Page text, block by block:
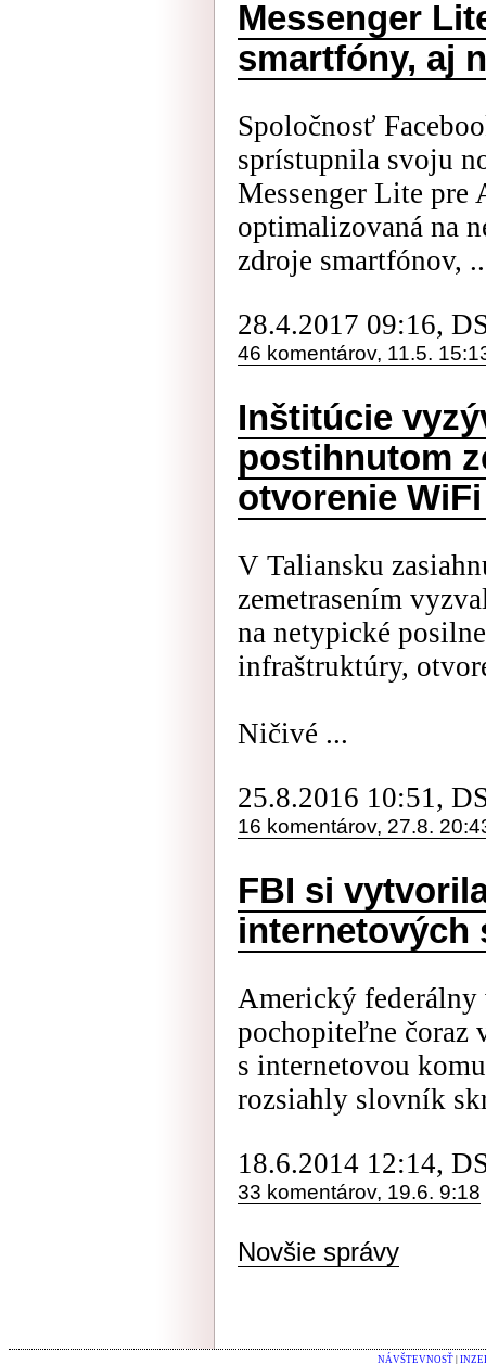
Messenger
smartfóny, aj
Spoločnosť
sprístupnila svoju
Messenger Lite pre
optimalizovaná na
zdroje smartfónov,
28.4.2017 09:16,
46 komentárov, 11.5.
Inštitúcie
postihnutom
otvorenie
V Taliansku
zemetrasením
na netypické
infraštruktúry,
Ničivé ...
25.8.2016 10:51,
16 komentárov, 27.8.
FBI si
internetových
Americký federálny
pochopiteľne čoraz
s internetovou
rozsiahly slovník
18.6.2014 12:14,
33 komentárov, 19.6. 9:18
Novšie správy
NÁVŠTEVNOSŤ